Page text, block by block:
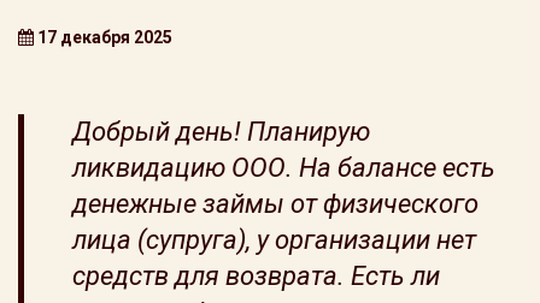
17 декабря 2025
Добрый день! Планирую
ликвидацию ООО. На балансе есть
денежные займы от физического
лица (супруга), у организации нет
средств для возврата. Есть ли